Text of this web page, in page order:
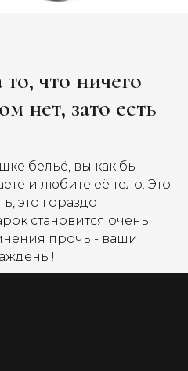
что ничего
нет, зато есть
бельё, вы как бы
и любите её тело. Это
это гораздо
становится очень
прочь - ваши